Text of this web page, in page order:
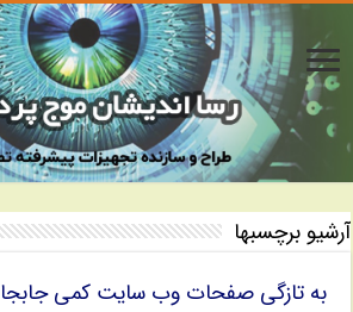
آرشیو برچسبها
به تازگی صفحات وب سایت کمی